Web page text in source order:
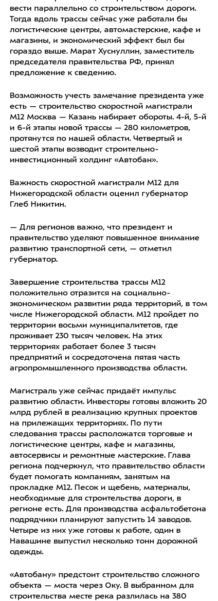
вести параллельно со строительством дороги.
Тогда вдоль трассы сейчас уже работали бы
логистические центры, автомастерские, кафе и
магазины, и экономический эффект был бы
гораздо выше. Марат Хуснуллин, заместитель
председателя правительства РФ, принял
предложение к сведению.
Возможность учесть замечание президента уже
есть — строительство скоростной магистрали
М12 Москва — Казань набирает обороты. 4-й, 5-й
и 6-й этапы новой трассы — 280 километров,
протянутся по нашей области. Четвертый и
шестой этапы возводит строительно-
инвестиционный холдинг «Автобан».
Важность скоростной магистрали М12 для
Нижегородской области оценил губернатор
Глеб Никитин.
— Для регионов важно, что президент и
правительство уделяют повышенное внимание
развитию транспортной сети, — отметил
губернатор.
Завершение строительства трассы М12
положительно отразится на социально-
экономическом развитии ряда территорий, в том
числе Нижегородской области. М12 пройдет по
территории восьми муниципалитетов, где
проживает 230 тысяч человек. На этих
территориях работает более 3 тысяч
предприятий и сосредоточена пятая часть
агропромышленного производства области.
Магистраль уже сейчас придаёт импульс
развитию области. Инвесторы готовы вложить 20
млрд рублей в реализацию крупных проектов
на прилежащих территориях. По пути
следования трассы расположатся торговые и
логистические центры, кафе и магазины,
автосервисы и ремонтные мастерские. Глава
региона подчеркнул, что правительство области
будет помогать компаниям, занятым на
прокладке М12. Песок и щебень, материалы,
необходимые для строительства дороги, в
регионе есть. Для производства асфальтобетона
подрядчики планируют запустить 14 заводов.
Четыре из них уже готовы к работе, один в
Навашине выпустил несколько тонн дорожной
одежды.
«Автобану» предстоит строительство сложного
объекта — моста через Оку. В выбранном для
строительства месте река разлилась на 380